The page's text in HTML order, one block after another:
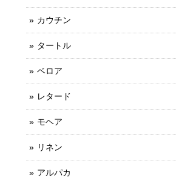
カウチン
タートル
ベロア
レタード
モヘア
リネン
アルパカ